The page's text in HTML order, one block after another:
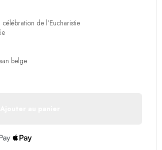
de l’Eucharistie
belge